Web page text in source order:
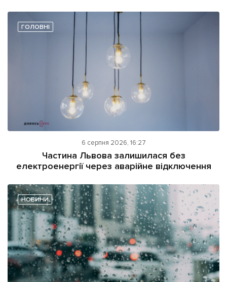
ГОЛОВНІ
6 серпня 2026, 16:27
Частина Львова залишилася без
електроенергії через аварійне відключення
НОВИНИ